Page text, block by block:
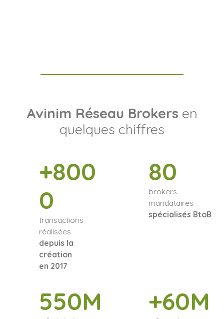
Avinim Réseau Brokers en
quelques chiffres
+800
0
transactions
réalisées
depuis la
création
en 2017
80
brokers
mandataires
spécialisés BtoB
550M +60M